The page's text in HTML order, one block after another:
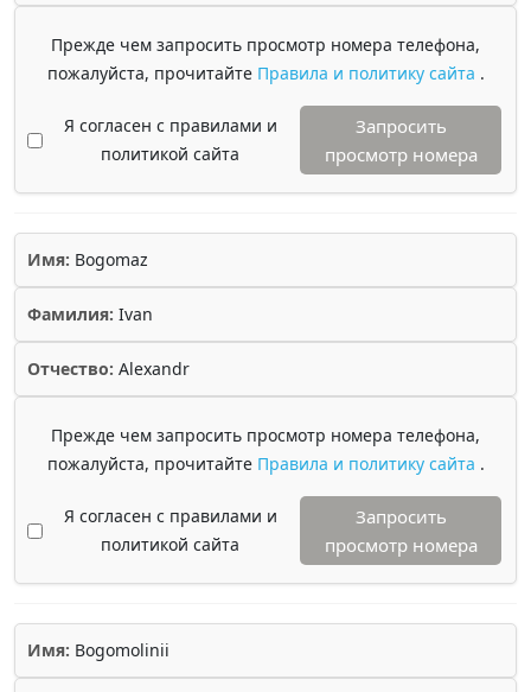
Прежде чем запросить просмотр номера телефона,
пожалуйста, прочитайте Правила и политику сайта .
Я согласен с правилами и
политикой сайта
Запросить
просмотр номера
Имя: Bogomaz
Фамилия: Ivan
Отчество: Alexandr
Прежде чем запросить просмотр номера телефона,
пожалуйста, прочитайте Правила и политику сайта .
Я согласен с правилами и
политикой сайта
Запросить
просмотр номера
Имя: Bogomolinii